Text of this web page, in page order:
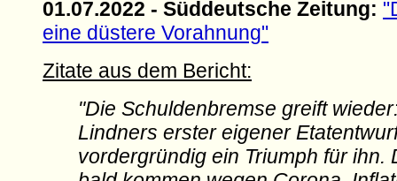
01.07.2022 - Süddeutsche Zeitung:
eine düstere Vorahnung"
Zitate aus dem Bericht:
"Die Schuldenbremse greift
Lindners erster eigener
vordergründig ein Triumph für ihn.